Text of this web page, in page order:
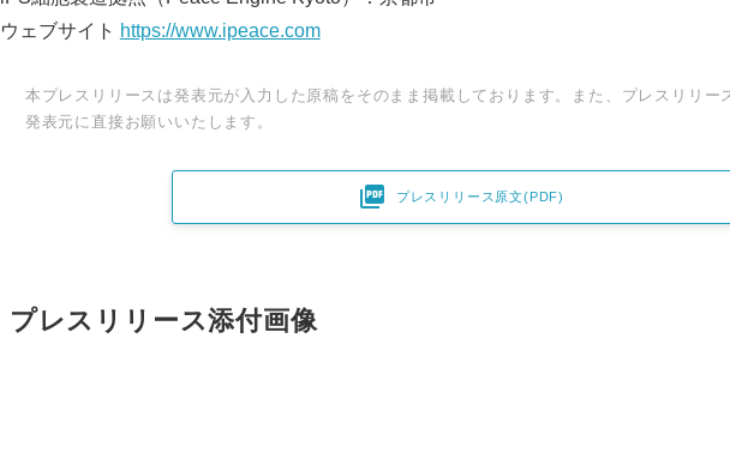
ウェブサイト https://www.ipeace.com
本プレスリリースは発表元が入力した原稿をそのまま掲載しております。また、プレスリリー
発表元に直接お願いいたします。
 プレスリリース原文(PDF)
プレスリリース添付画像
Japanese